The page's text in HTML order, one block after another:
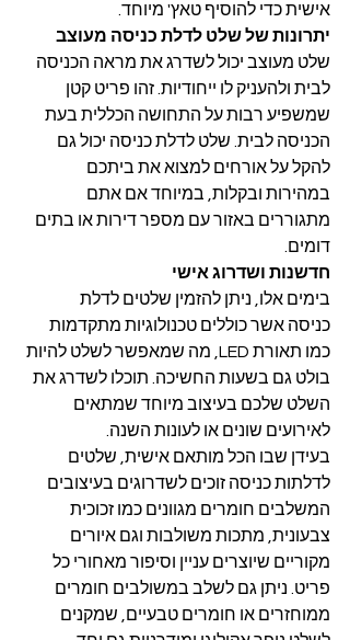
אישית כדי להוסיף טאץ' מיוחד.
יתרונות של שלט לדלת כניסה מעוצב
שלט מעוצב יכול לשדרג את מראה הכניסה
לבית ולהעניק לו ייחודיות. זהו פריט קטן
שמשפיע רבות על התחושה הכללית בעת
הכניסה לבית. שלט לדלת כניסה יכול גם
להקל על אורחים למצוא את ביתכם
במהירות ובקלות, במיוחד אם אתם
מתגוררים באזור עם מספר דירות או בתים
דומים.
חדשנות ושדרוג אישי
בימים אלו, ניתן להזמין שלטים לדלת
כניסה אשר כוללים טכנולוגיות מתקדמות
כמו תאורת LED, מה שמאפשר לשלט להיות
בולט גם בשעות החשיכה. תוכלו לשדרג את
השלט שלכם בעיצוב מיוחד שמתאים
לאירועים שונים או לעונות השנה.
בעידן שבו הכל מותאם אישית, שלטים
לדלתות כניסה זוכים לשדרוגים בעיצובים
המשלבים חומרים מגוונים כמו זכוכית
צבעונית, מתכות משולבות וגם איורים
מקוריים שיוצרים עניין וסיפור מאחורי כל
פריט. ניתן גם לשלב במשולבים חומרים
ממוחזרים או חומרים טבעיים, שמקנים